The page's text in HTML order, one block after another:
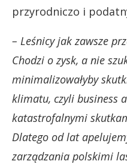
przyrodniczo i
– Leśnicy jak zawsze
Chodzi o zysk, a nie
minimalizowałyby
klimatu, czyli business
katastrofalnymi
Dlatego od lat
zarządzania polskimi